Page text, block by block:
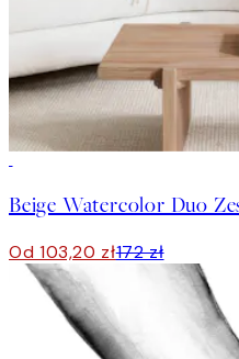
Beige Watercolor Duo
Od 103,20 zł172 zł